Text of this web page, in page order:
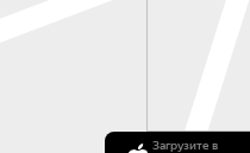
Загрузите в